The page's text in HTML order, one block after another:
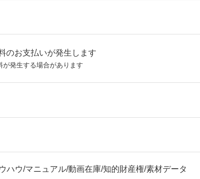
のお支払いが発生します
発生する場合があります
ハウ/マニュアル/動画在庫/知的財産権/素材データ